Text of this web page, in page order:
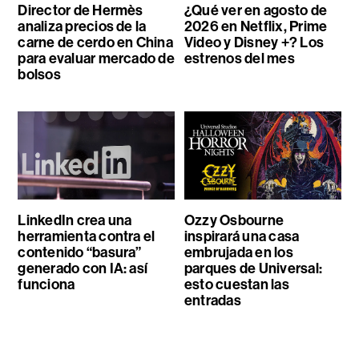
Director de Hermès
analiza precios de la
carne de cerdo en China
para evaluar mercado de
bolsos
¿Qué ver en agosto de
2026 en Netflix, Prime
Video y Disney +? Los
estrenos del mes
LinkedIn crea una
herramienta contra el
contenido “basura”
generado con IA: así
funciona
Ozzy Osbourne
inspirará una casa
embrujada en los
parques de Universal:
esto cuestan las
entradas